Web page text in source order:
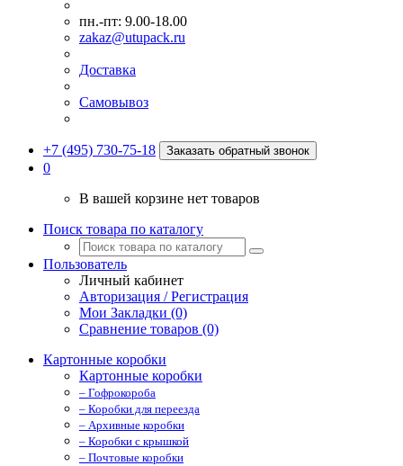
пн.-пт: 9.00-18.00
zakaz@utupack.ru
Доставка
Самовывоз
+7 (495) 730-75-18 Заказать обратный звонок
0
В вашей корзине нет товаров
Поиск товара по каталогу
Пользователь
Личный кабинет
Авторизация / Регистрация
Мои Закладки (0)
Сравнение товаров (0)
Картонные коробки
Картонные коробки
– Гофрокороба
– Коробки для переезда
– Архивные коробки
– Коробки с крышкой
– Почтовые коробки